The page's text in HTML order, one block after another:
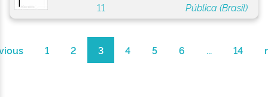
11
Pública (Brasil)
1 2 3 4 5 6 ... 14